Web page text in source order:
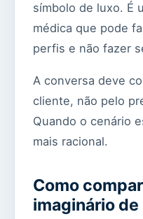
símbolo de luxo. É
médica que pode
perfis e não fazer
A conversa deve
cliente, não pelo
Quando o cenário
mais racional.
Como
imaginário de